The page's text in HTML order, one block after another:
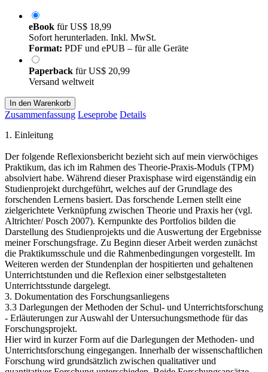
eBook fürUS$ 18,99
Sofort herunterladen. Inkl. MwSt.
Format: PDF und ePUB – für alle Geräte
Paperback fürUS$ 20,99
Versand weltweit
In den Warenkorb
Zusammenfassung Leseprobe Details
1. Einleitung
Der folgende Reflexionsbericht bezieht sich auf mein vierwöchiges
Praktikum, das ich im Rahmen des Theorie-Praxis-Moduls (TPM)
absolviert habe. Während dieser Praxisphase wird eigenständig ein
Studienprojekt durchgeführt, welches auf der Grundlage des
forschenden Lernens basiert. Das forschende Lernen stellt eine
zielgerichtete Verknüpfung zwischen Theorie und Praxis her (vgl.
Altrichter/ Posch 2007). Kernpunkte des Portfolios bilden die
Darstellung des Studienprojekts und die Auswertung der Ergebnisse
meiner Forschungsfrage. Zu Beginn dieser Arbeit werden zunächst
die Praktikumsschule und die Rahmenbedingungen vorgestellt. Im
Weiteren werden der Stundenplan der hospitierten und gehaltenen
Unterrichtstunden und die Reflexion einer selbstgestalteten
Unterrichtsstunde dargelegt.
3. Dokumentation des Forschungsanliegens
3.3 Darlegungen der Methoden der Schul- und Unterrichtsforschung
- Erläuterungen zur Auswahl der Untersuchungsmethode für das
Forschungsprojekt.
Hier wird in kurzer Form auf die Darlegungen der Methoden- und
Unterrichtsforschung eingegangen. Innerhalb der wissenschaftlichen
Forschung wird grundsätzlich zwischen qualitativer und